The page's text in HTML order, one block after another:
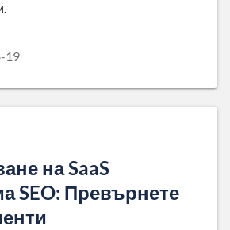
19
на SaaS
SEO: Превърнете